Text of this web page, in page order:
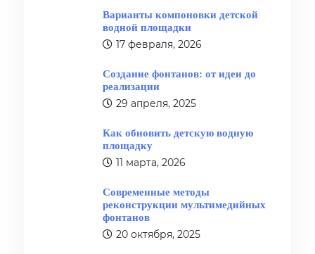
Варианты компоновки детской
водной площадки
17 февраля, 2026
Создание фонтанов: от идеи до
реализации
29 апреля, 2025
Как обновить детскую водную
площадку
11 марта, 2026
Современные методы
реконструкции мультимедийных
фонтанов
20 октября, 2025